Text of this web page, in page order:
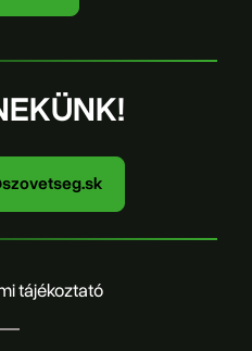
tájékoztató